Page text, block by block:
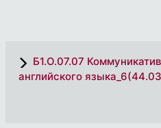
Б1.О.07.07
английского